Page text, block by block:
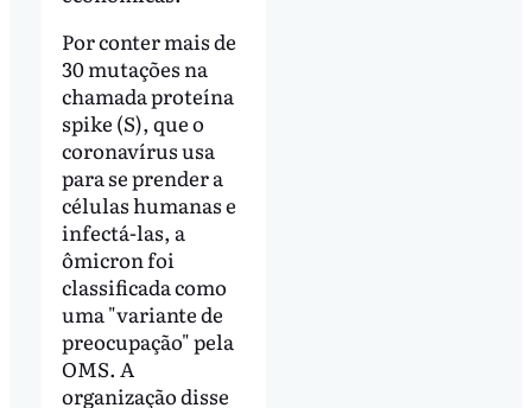
Por conter mais de
30 mutações na
chamada proteína
spike (S), que o
coronavírus usa
para se prender a
células humanas e
infectá-las, a
ômicron foi
classificada como
uma "variante de
preocupação" pela
OMS. A
organização disse